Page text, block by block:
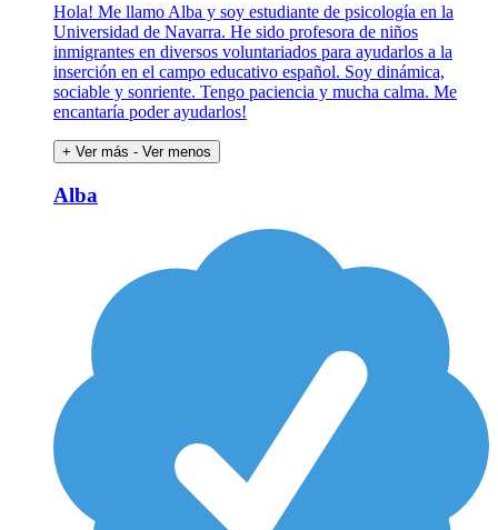
Hola! Me llamo Alba y soy estudiante de psicología en la
Universidad de Navarra. He sido profesora de niños
inmigrantes en diversos voluntariados para ayudarlos a la
inserción en el campo educativo español. Soy dinámica,
sociable y sonriente. Tengo paciencia y mucha calma. Me
encantaría poder ayudarlos!
+ Ver más - Ver menos
Alba